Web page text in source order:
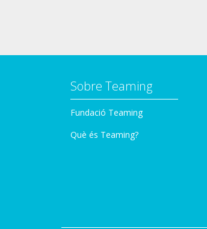
Sobre Teaming
Fundació Teaming
Què és Teaming?